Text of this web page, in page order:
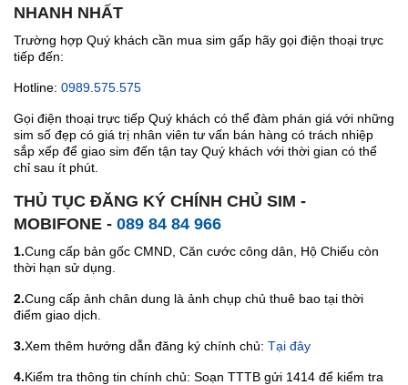
NHANH NHẤT
Trường hợp Quý khách cần mua sim gấp hãy gọi điện thoại trực
tiếp đến:
Hotline: 0989.575.575
Gọi điện thoại trực tiếp Quý khách có thể đàm phán giá với những
sim số đẹp có giá trị nhân viên tư vấn bán hàng có trách nhiệp
sắp xếp để giao sim đến tận tay Quý khách với thời gian có thể
chỉ sau ít phút.
THỦ TỤC ĐĂNG KÝ CHÍNH CHỦ SIM -
MOBIFONE - 089 84 84 966
1.Cung cấp bản gốc CMND, Căn cước công dân, Hộ Chiếu còn
thời hạn sử dụng.
2.Cung cấp ảnh chân dung là ảnh chụp chủ thuê bao tại thời
điểm giao dịch.
3.Xem thêm hướng dẫn đăng ký chính chủ: Tại đây
4.Kiểm tra thông tin chính chủ: Soạn TTTB gửi 1414 để kiểm tra